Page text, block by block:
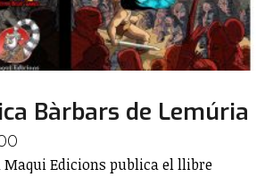
Bàrbars de Lemúria
Edicions publica el llibre